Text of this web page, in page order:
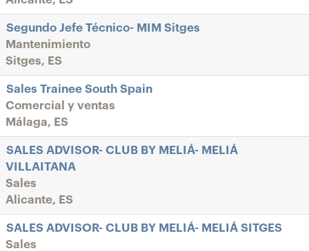
Segundo Jefe Técnico- MIM Sitges
Mantenimiento
Sitges, ES
Sales Trainee South Spain
Comercial y ventas
Málaga, ES
SALES ADVISOR- CLUB BY MELIÁ- MELIÁ
VILLAITANA
Sales
Alicante, ES
SALES ADVISOR- CLUB BY MELIÁ- MELIÁ SITGES
Sales